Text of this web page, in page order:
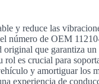
y reduce las
número de OEM
original que garantiza un
es crucial para
y amortiguar los
experiencia de